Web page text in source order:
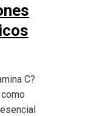
C?